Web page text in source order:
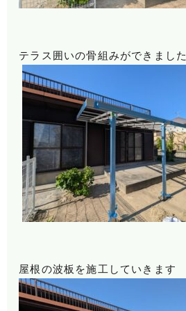
テラス囲いの骨組みができました
屋根の波板を施工していきます